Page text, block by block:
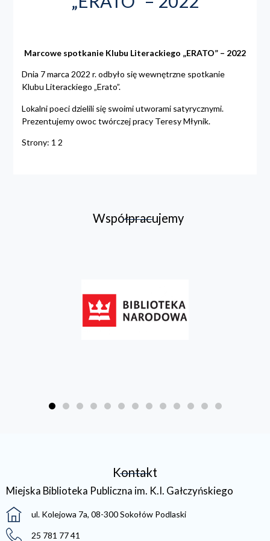
Marcowe spotkanie Klubu Literackiego „ERATO” – 2022
Dnia 7 marca 2022 r. odbyło się wewnętrzne spotkanie
Klubu Literackiego „Erato”.
Lokalni poeci dzielili się swoimi utworami satyrycznymi.
Prezentujemy owoc twórczej pracy Teresy Młynik.
Strony: 1 2
Współpracujemy
Kontakt
Miejska Biblioteka Publiczna im. K.I. Gałczyńskiego
ul. Kolejowa 7a, 08-300 Sokołów Podlaski
25 781 77 41